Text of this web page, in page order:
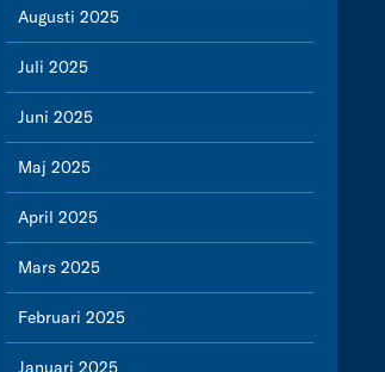
Augusti 2025
Juli 2025
Juni 2025
Maj 2025
April 2025
Mars 2025
Februari 2025
Januari 2025